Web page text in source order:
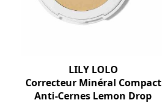
LILY LOLO
Correcteur Minéral Compact
Anti-Cernes Lemon Drop